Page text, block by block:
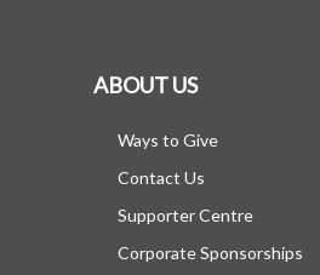
ABOUT US
Ways to Give
Contact Us
Supporter Centre
Corporate Sponsorships